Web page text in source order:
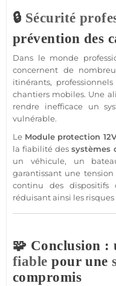
🔒 Sécurité
prévention des
Dans le monde
concernent de
itinérants,
chantiers mobiles. Une
rendre inefficace un
vulnérable.
Le Module protection
la fiabilité des systèmes
un véhicule, un
garantissant une
continu des
réduisant ainsi les
🧩 Conclusion :
fiable pour une
compromis